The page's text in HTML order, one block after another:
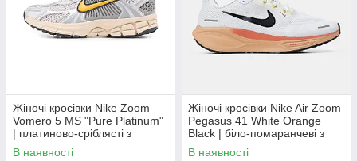
Жіночі кросівки Nike Zoom
Vomero 5 MS "Pure Platinum"
| платиново-сріблясті з
сіткою, розміри 36–42
В наявності
Жіночі кросівки Nike Air Zoom
Pegasus 41 White Orange
Black | біло-помаранчеві з
чорним, розміри 36–43
В наявності